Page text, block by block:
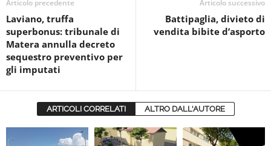
Articolo precedente
Laviano, truffa
superbonus: tribunale di
Matera annulla decreto
sequestro preventivo per
gli imputati
Articolo successivo
Battipaglia, divieto di
vendita bibite d’asporto
ARTICOLI CORRELATI ALTRO DALL'AUTORE